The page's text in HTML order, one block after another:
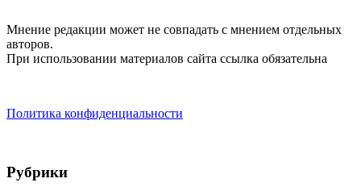
Мнение редакции может не совпадать с мнением отдельных
авторов.
При использовании материалов сайта ссылка обязательна
Политика конфиденциальности
Рубрики